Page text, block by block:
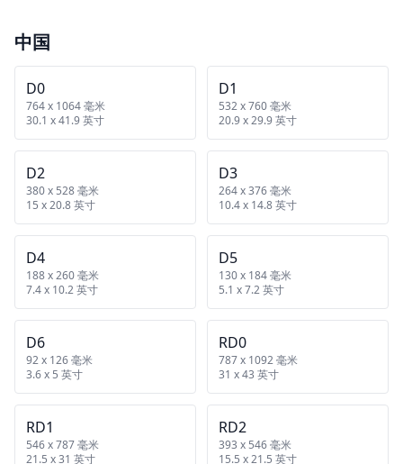
中国
D0
764 x 1064 毫米
30.1 x 41.9 英寸
D1
532 x 760 毫米
20.9 x 29.9 英寸
D2
380 x 528 毫米
15 x 20.8 英寸
D3
264 x 376 毫米
10.4 x 14.8 英寸
D4
188 x 260 毫米
7.4 x 10.2 英寸
D5
130 x 184 毫米
5.1 x 7.2 英寸
D6
92 x 126 毫米
3.6 x 5 英寸
RD0
787 x 1092 毫米
31 x 43 英寸
RD1
546 x 787 毫米
21.5 x 31 英寸
RD2
393 x 546 毫米
15.5 x 21.5 英寸